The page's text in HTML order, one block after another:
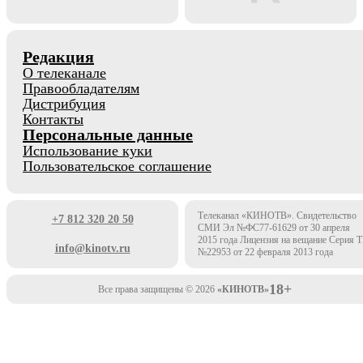
Редакция
О телеканале
Правообладателям
Дистрибуция
Контакты
Персональные данные
Использование куки
Пользовательское соглашение
+7 812 320 20 50
info@kinotv.ru
Телеканал «КИНОТВ». Свидетельство
СМИ Эл №ФС77-61629 от 30 апреля
2015 года Лицензия на вещание Серия
№22953 от 22 февраля 2013 года
Все права защищены © 2026 «КИНОТВ»18+